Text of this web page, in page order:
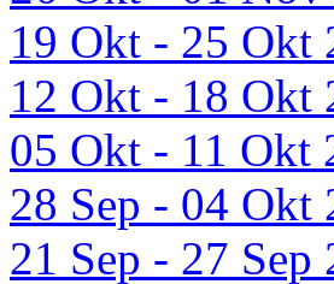
19 Okt - 25 Okt
12 Okt - 18 Okt
05 Okt - 11 Okt
28 Sep - 04 Okt
21 Sep - 27 Sep